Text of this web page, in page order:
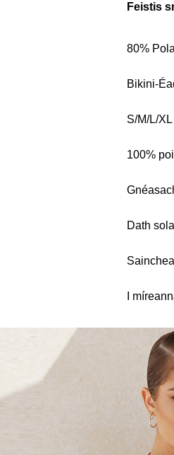
Feistis
80%
Bikini-
S/M/L/XL
100%
Dath
I